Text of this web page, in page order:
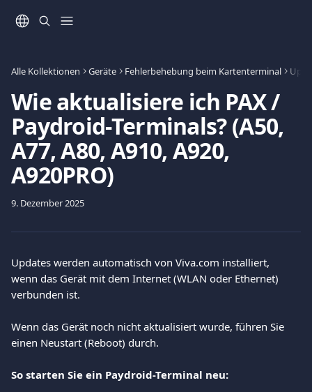
Alle Kollektionen Geräte Fehlerbehebung beim Kartenterminal
Wie aktualisiere ich PAX /
Paydroid-Terminals? (A50,
A77, A80, A910, A920,
A920PRO)
9. Dezember 2025
Updates werden automatisch von Viva.com installiert,
wenn das Gerät mit dem Internet (WLAN oder Ethernet)
verbunden ist.
Wenn das Gerät noch nicht aktualisiert wurde, führen Sie
einen Neustart (Reboot) durch.
So starten Sie ein Paydroid-Terminal neu: